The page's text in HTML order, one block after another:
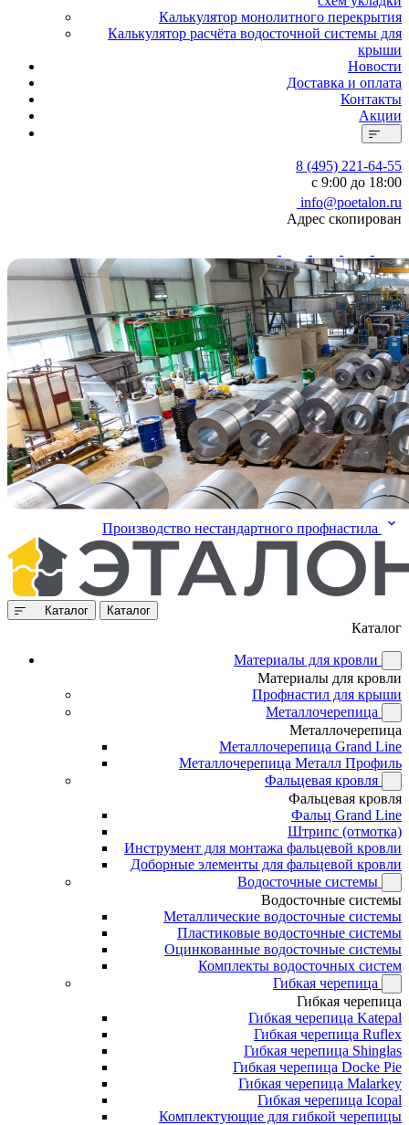
Калькулятор монолитного перекрытия
Калькулятор расчёта водосточной системы для
крыши
Новости
Доставка и оплата
Контакты
Акции
8 (495) 221-64-55
с 9:00 до 18:00
info@poetalon.ru
Адрес скопирован
Производство нестандартного профнастила
Каталог Каталог
Каталог
Материалы для кровли
Материалы для кровли
Профнастил для крыши
Металлочерепица
Металлочерепица
Металлочерепица Grand Line
Металлочерепица Металл Профиль
Фальцевая кровля
Фальцевая кровля
Фальц Grand Line
Штрипс (отмотка)
Инструмент для монтажа фальцевой кровли
Доборные элементы для фальцевой кровли
Водосточные системы
Водосточные системы
Металлические водосточные системы
Пластиковые водосточные системы
Оцинкованные водосточные системы
Комплекты водосточных систем
Гибкая черепица
Гибкая черепица
Гибкая черепица Katepal
Гибкая черепица Ruflex
Гибкая черепица Shinglas
Гибкая черепица Docke Pie
Гибкая черепица Malarkey
Гибкая черепица Icopal
Комплектующие для гибкой черепицы